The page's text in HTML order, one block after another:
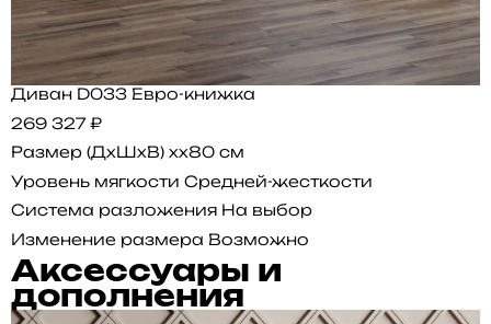
Диван D033 Евро-книжка
269 327 ₽
Размер (ДхШхВ) xx80 см
Уровень мягкости Средней-жесткости
Система разложения На выбор
Изменение размера Возможно
Аксессуары и
дополнения